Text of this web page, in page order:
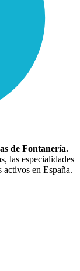
de Fontanería.
las especialidades
activos en España.